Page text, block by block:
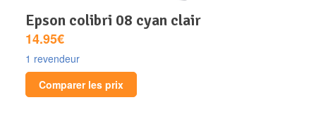
epson colibri 08 cyan clair
14.95€
1 revendeur
Comparer les prix